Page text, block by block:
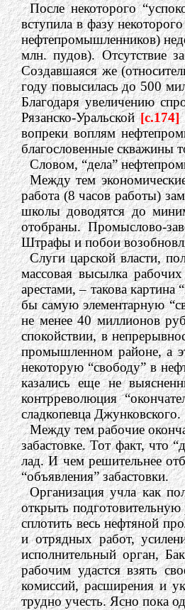
После некоторого
вступила в фазу
нефтепромышленников)
млн. пудов). Отсутствие
Создавшаяся же
году повысилась до 500
Благодаря увеличению
Рязанско-Уральской[c.174]
вопреки воплям
благословенные скважины
Словом, “дела”
Между тем
работа (8 часов работы)
школы доводятся до
отобраны. Промыслово-
Штрафы и побои
Слуги царской власти,
массовая высылка
арестами, – такова
бы самую элементарную
не менее 40 миллионов
спокойствии, в
промышленном районе, а
некоторую “свободу” в
казались еще не
контрреволюция
сладкопевца Джунковского.
Между тем рабочие
забастовке. Тот факт, что
лад. И чем решительнее
“объявления” забастовки.
Организация учла как
открыть
сплотить весь нефтяной
и отрядных работ,
исполнительный орган,
рабочим удастся взять
комиссий, расширения и
трудно учесть. Ясно пока